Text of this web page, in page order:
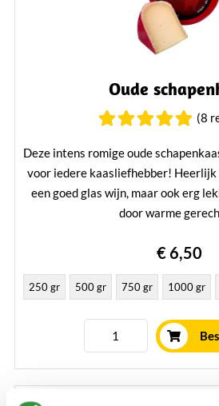
Oude
(8
Deze intens romige oude
voor iedere kaasliefhebber!
een goed glas wijn, maar ook erg
door warme
€ 6,50
250 gr 500 gr 750 gr 1000 gr